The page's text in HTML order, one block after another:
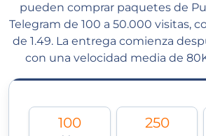
pueden comprar paquetes de
Telegram de 100 a 50.000 visitas,
de 1.49. La entrega comienza
con una velocidad media de
100
250